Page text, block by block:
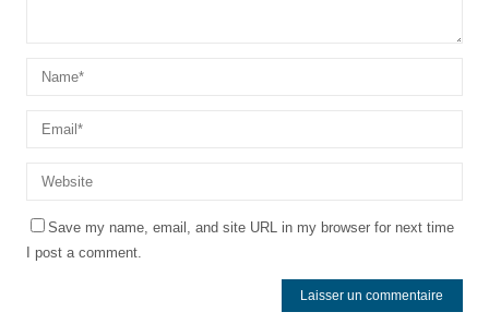
Save my name, email, and site URL in my browser for next time
I post a comment.